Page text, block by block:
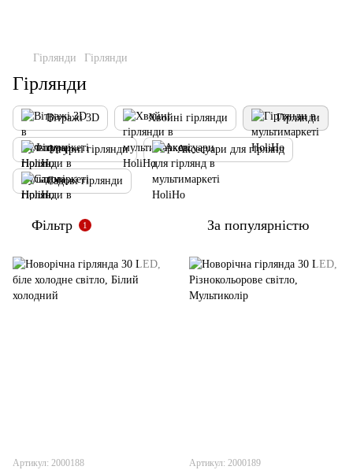
Гірлянди Гірлянди
Гірлянди
Вітражі 3D Хвойні гірлянди Гірлянди
Фігурні гірлянди Аксесуари для гірлянд
Садові гірлянди
Фільтр 1 За популярністю
Артикул: 2000188 Артикул: 2000189